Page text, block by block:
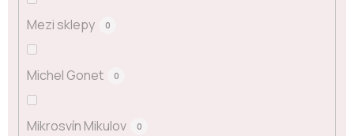
Mezi sklepy 0
Michel Gonet 0
Mikrosvín Mikulov 0